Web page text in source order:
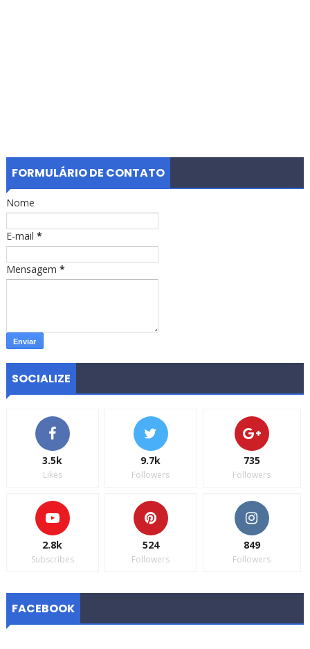
FORMULÁRIO DE CONTATO
Nome
E-mail *
Mensagem *
SOCIALIZE
3.5k
Likes
9.7k
Followers
735
Followers
2.8k
Subscribes
524
Followers
849
Followers
FACEBOOK